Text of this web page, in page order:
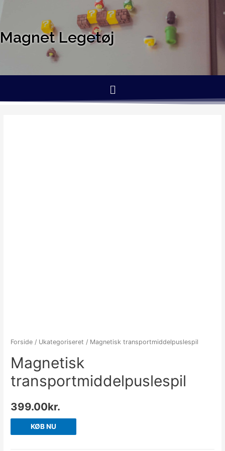
Magnet Legetøj
Forside / Ukategoriseret / Magnetisk transportmiddelpuslespil
Magnetisk
transportmiddelpuslespil
399.00kr.
KØB NU